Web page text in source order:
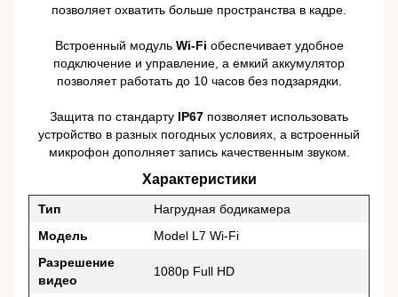
позволяет охватить больше пространства в кадре.
Встроенный модуль Wi-Fi обеспечивает удобное
подключение и управление, а емкий аккумулятор
позволяет работать до 10 часов без подзарядки.
Защита по стандарту IP67 позволяет использовать
устройство в разных погодных условиях, а встроенный
микрофон дополняет запись качественным звуком.
Характеристики
Тип
Нагрудная бодикамера
Модель
Model L7 Wi-Fi
Разрешение
видео
1080p Full HD